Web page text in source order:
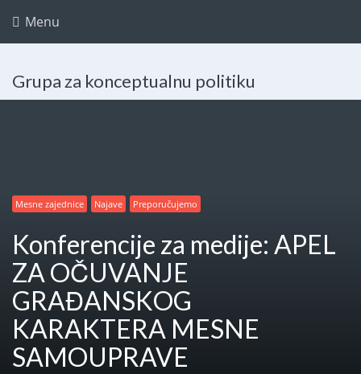
Menu
Grupa za konceptualnu politiku
Mesne zajednice Najave Preporučujemo
Konferencije za medije: APEL
ZA OČUVANJE
GRAĐANSKOG
KARAKTERA MESNE
SAMOUPRAVE